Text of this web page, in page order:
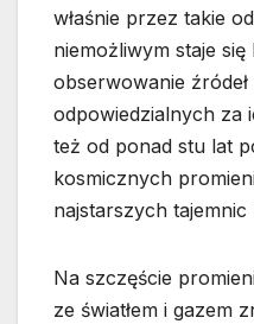
właśnie przez takie
niemożliwym staje
obserwowanie
odpowiedzialnych za
też od ponad stu lat
kosmicznych
najstarszych tajemnic
Na szczęście
ze światłem i gazem